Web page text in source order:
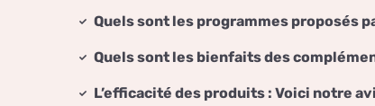
Quels sont les programmes proposés
Quels sont les bienfaits des
L’efficacité des produits : Voici notre